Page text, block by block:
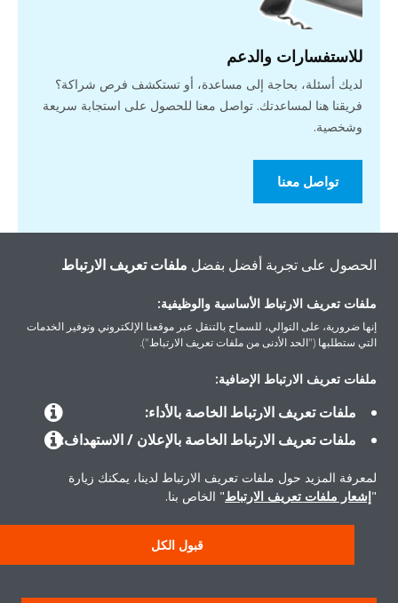
للاستفسارات والدعم
لديك أسئلة، بحاجة إلى مساعدة، أو تستكشف فرص شراكة؟
فريقنا هنا لمساعدتك. تواصل معنا للحصول على استجابة سريعة
وشخصية.
تواصل معنا
المنتجات
حول دايكن
إشعار قانوني إشعار ملف تعريف الارتباط سياسة خصوصية البيانات
الحصول على تجربة أفضل بفضل ملفات تعريف الارتباط
ملفات تعريف الارتباط الأساسية والوظيفية:
إنها ضرورية، على التوالي، للسماح بالتنقل عبر موقعنا الإلكتروني وتوفير الخدمات
التي ستطلبها ("الحد الأدنى من ملفات تعريف الارتباط").
ملفات تعريف الارتباط الإضافية:
ملفات تعريف الارتباط الخاصة بالأداء:
ملفات تعريف الارتباط الخاصة بالإعلان / الاستهداف:
لمعرفة المزيد حول ملفات تعريف الارتباط لدينا، يمكنك زيارة
"إشعار ملفات تعريف الارتباط" الخاص بنا.
قبول الكل